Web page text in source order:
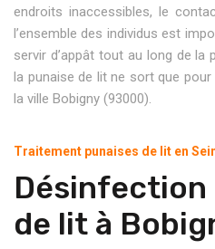
endroits inaccessibles, le
l’ensemble des individus est
servir d’appât tout au long de la
la punaise de lit ne sort que
la ville Bobigny (93000).
Traitement punaises de lit en
Désinfection
de lit à